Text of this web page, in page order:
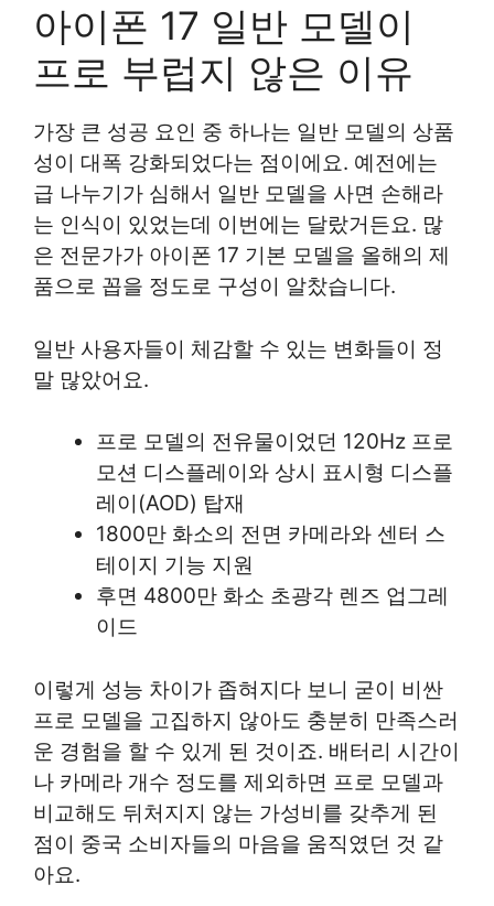
아이폰 17 일반 모델이
프로 부럽지 않은 이유
가장 큰 성공 요인 중 하나는 일반 모델의 상품
성이 대폭 강화되었다는 점이에요. 예전에는
급 나누기가 심해서 일반 모델을 사면 손해라
는 인식이 있었는데 이번에는 달랐거든요. 많
은 전문가가 아이폰 17 기본 모델을 올해의 제
품으로 꼽을 정도로 구성이 알찼습니다.
일반 사용자들이 체감할 수 있는 변화들이 정
말 많았어요.
프로 모델의 전유물이었던 120Hz 프로
모션 디스플레이와 상시 표시형 디스플
레이(AOD) 탑재
1800만 화소의 전면 카메라와 센터 스
테이지 기능 지원
후면 4800만 화소 초광각 렌즈 업그레
이드
이렇게 성능 차이가 좁혀지다 보니 굳이 비싼
프로 모델을 고집하지 않아도 충분히 만족스러
운 경험을 할 수 있게 된 것이죠. 배터리 시간이
나 카메라 개수 정도를 제외하면 프로 모델과
비교해도 뒤처지지 않는 가성비를 갖추게 된
점이 중국 소비자들의 마음을 움직였던 것 같
아요.